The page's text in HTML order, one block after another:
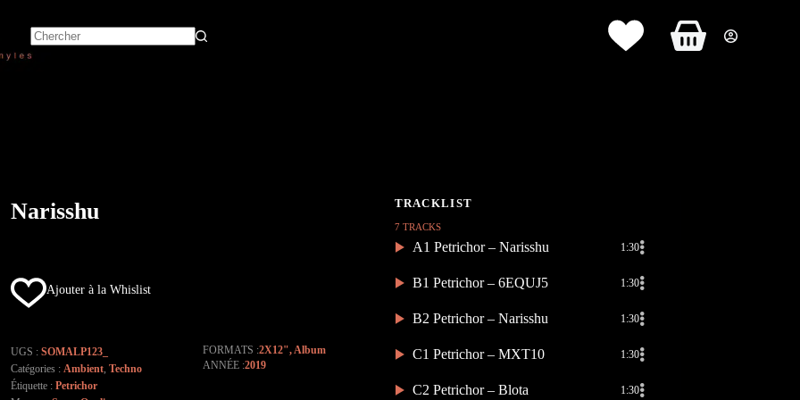
Panier
Narisshu
Ajouter à la Whislist
UGS : SOMALP123_
Catégories : Ambient, Techno
Étiquette : Petrichor
FORMATS 2X12",Album
ANNÉE 2019
7 TRACKS
A1 Petrichor – Narisshu 1:30
B1 Petrichor – 6EQUJ5 1:30
B2 Petrichor – Narisshu 1:30
C1 Petrichor – MXT10 1:30
C2 Petrichor – Blota 1:30